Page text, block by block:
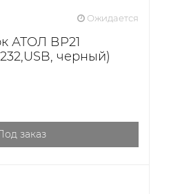
Ожидается
АТОЛ ВР21
черный)
заказ